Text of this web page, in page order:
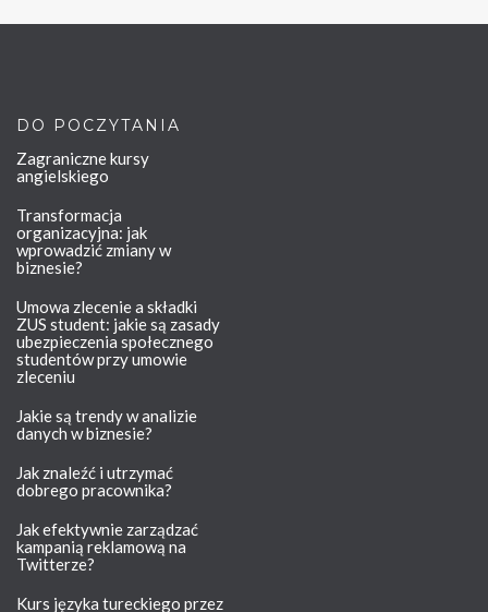
DO POCZYTANIA
Zagraniczne kursy
angielskiego
Transformacja
organizacyjna: jak
wprowadzić zmiany w
biznesie?
Umowa zlecenie a składki
ZUS student: jakie są zasady
ubezpieczenia społecznego
studentów przy umowie
zleceniu
Jakie są trendy w analizie
danych w biznesie?
Jak znaleźć i utrzymać
dobrego pracownika?
Jak efektywnie zarządzać
kampanią reklamową na
Twitterze?
Kurs języka tureckiego przez